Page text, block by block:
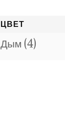
ЦВЕТ
Дым (4)